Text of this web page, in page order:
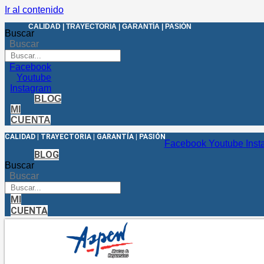
Ir al contenido
CALIDAD | TRAYECTORIA | GARANTÍA | PASIÓN
Buscar
Buscar
Facebook
Youtube
Instagram
BLOG
MI
CUENTA
CALIDAD | TRAYECTORIA | GARANTÍA | PASIÓN
Facebook Youtube
BLOG
Buscar
Buscar
MI
CUENTA